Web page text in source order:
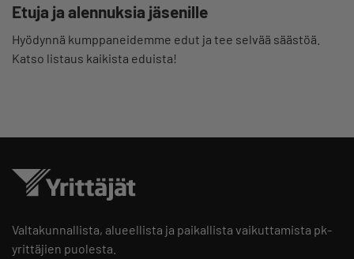
Etuja ja alennuksia jäsenille
Hyödynnä kumppaneidemme edut ja tee selvää säästöä.
Katso listaus kaikista eduista!
Valtakunnallista, alueellista ja paikallista vaikuttamista pk-
yrittäjien puolesta.